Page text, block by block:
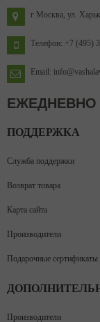
г Москва, ул.
Телефон: +7 (495)
Email:
ЕЖЕДНЕВНО
ПОДДЕРЖКА
Служба поддержки
Возврат товара
Карта сайта
Производители
Подарочные сертификаты
Производители